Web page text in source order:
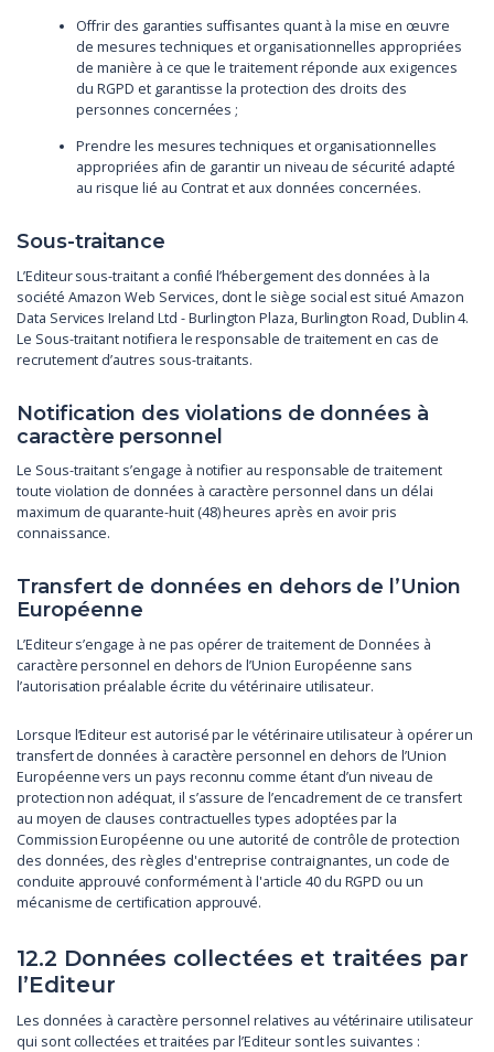
Offrir des garanties suffisantes quant à la mise en œuvre
de mesures techniques et organisationnelles appropriées
de manière à ce que le traitement réponde aux exigences
du RGPD et garantisse la protection des droits des
personnes concernées ;
Prendre les mesures techniques et organisationnelles
appropriées afin de garantir un niveau de sécurité adapté
au risque lié au Contrat et aux données concernées.
Sous-traitance
L’Editeur sous-traitant a confié l’hébergement des données à la
société Amazon Web Services, dont le siège social est situé Amazon
Data Services Ireland Ltd - Burlington Plaza, Burlington Road, Dublin 4.
Le Sous-traitant notifiera le responsable de traitement en cas de
recrutement d’autres sous-traitants.
Notification des violations de données à
caractère personnel
Le Sous-traitant s’engage à notifier au responsable de traitement
toute violation de données à caractère personnel dans un délai
maximum de quarante-huit (48) heures après en avoir pris
connaissance.
Transfert de données en dehors de l’Union
Européenne
L’Editeur s’engage à ne pas opérer de traitement de Données à
caractère personnel en dehors de l’Union Européenne sans
l’autorisation préalable écrite du vétérinaire utilisateur.
Lorsque l’Editeur est autorisé par le vétérinaire utilisateur à opérer un
transfert de données à caractère personnel en dehors de l’Union
Européenne vers un pays reconnu comme étant d’un niveau de
protection non adéquat, il s’assure de l’encadrement de ce transfert
au moyen de clauses contractuelles types adoptées par la
Commission Européenne ou une autorité de contrôle de protection
des données, des règles d'entreprise contraignantes, un code de
conduite approuvé conformément à l'article 40 du RGPD ou un
mécanisme de certification approuvé.
12.2 Données collectées et traitées par
l’Editeur
Les données à caractère personnel relatives au vétérinaire utilisateur
qui sont collectées et traitées par l’Editeur sont les suivantes :